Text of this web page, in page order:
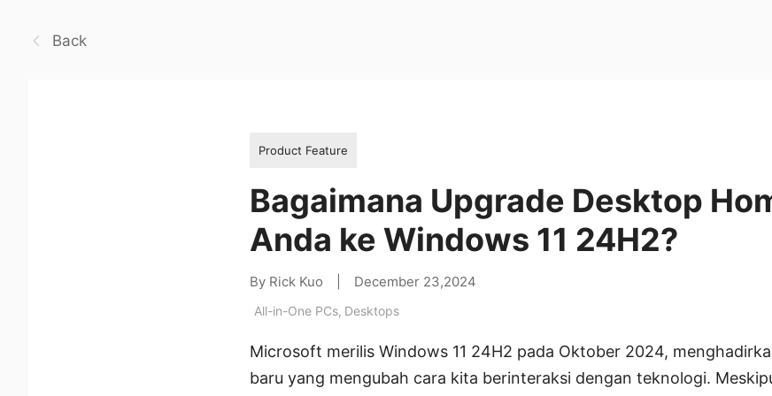
Back
Product Feature
Bagaimana Upgrade Desktop
Anda ke Windows 11 24H2?
By Rick Kuo December 23,2024
All-in-One PCs, Desktops
Microsoft merilis Windows 11 24H2 pada Oktober 2024,
baru yang mengubah cara kita berinteraksi dengan teknologi.